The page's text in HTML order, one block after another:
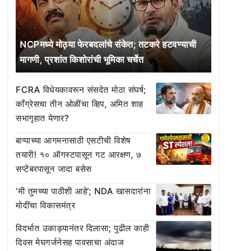
NCPमध्ये मोठ्या फेरबदलांचे संकेत; तटकरे हटवण्याची
मागणी, प्रशांत किशोरांची भूमिका चर्चेत
FCRA विधेयकावरून संसदेत मोठा संघर्ष;
काँग्रेसचा तीन ओळींचा व्हिप, अमित शाह
सभागृहात येणार?
बाप्पाच्या आगमनासाठी एसटीची विशेष
तयारी! १० ऑगस्टपासून गट आरक्षण, ७
सप्टेंबरपासून जादा बसेस
‘मी तुमच्या पाठीशी आहे’; NDA खासदारांना
मोदींचा विकासमंत्र
विदर्भात उकाड्यानंतर दिलासा; पुढील काही
दिवस मेघगर्जनेसह पावसाचा अंदाज